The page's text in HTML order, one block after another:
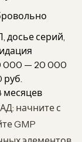
досье серий,
000 — 20 000
руб.
месяцев
начните с
GMP